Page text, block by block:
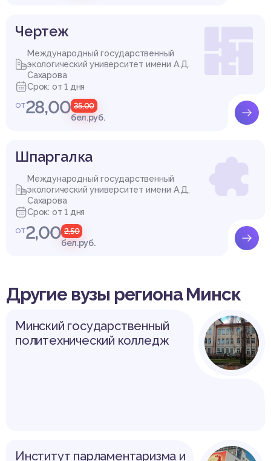
Чертеж
Международный государственный
экологический университет имени А.Д.
Сахарова
Срок: от 1 дня
от28,00 35,00
бел.руб.
Шпаргалка
Международный государственный
экологический университет имени А.Д.
Сахарова
Срок: от 1 дня
от2,00 2,50
бел.руб.
Другие вузы региона Минск
Минский государственный
политехнический колледж
Институт парламентаризма и